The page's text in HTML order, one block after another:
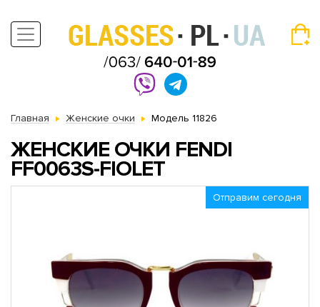
Главная Женские очки Модель 11826
ЖЕНСКИЕ ОЧКИ FENDI
FF0063S-FIOLET
Отправим сегодня